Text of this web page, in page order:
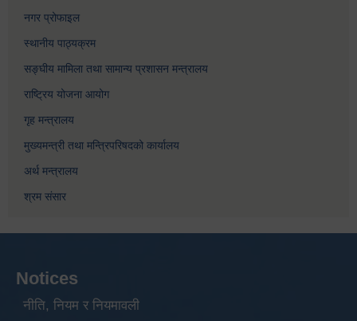
नगर प्रोफाइल
स्थानीय पाठ्यक्रम
सङ्घीय मामिला तथा सामान्य प्रशासन मन्त्रालय
राष्ट्रिय योजना आयोग
गृह मन्त्रालय
मुख्यमन्त्री तथा मन्त्रिपरिषदको कार्यालय
अर्थ मन्त्रालय
श्रम संसार
Notices
नीति, नियम र नियमावली